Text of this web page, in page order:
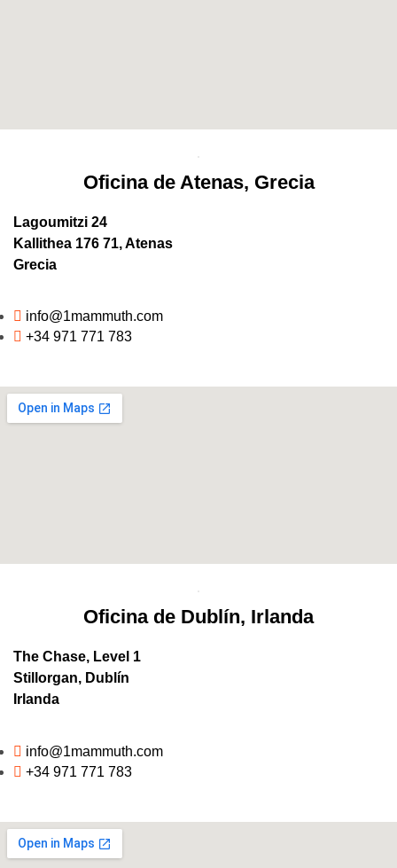
Oficina de Atenas, Grecia
Lagoumitzi 24
Kallithea 176 71, Atenas
Grecia
info@1mammuth.com
+34 971 771 783
Oficina de Dublín, Irlanda
The Chase, Level 1
Stillorgan, Dublín
Irlanda
info@1mammuth.com
+34 971 771 783